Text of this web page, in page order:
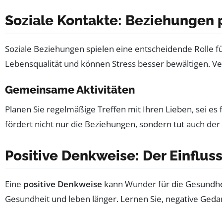
Soziale Kontakte: Beziehungen
Soziale Beziehungen spielen eine entscheidende
Lebensqualität und können Stress besser bewältigen.
Gemeinsame Aktivitäten
Planen Sie regelmäßige Treffen mit Ihren Lieben, sei
fördert nicht nur die Beziehungen, sondern tut auch
Positive Denkweise: Der
Eine positive Denkweise kann Wunder für die
Gesundheit und leben länger. Lernen Sie, negative